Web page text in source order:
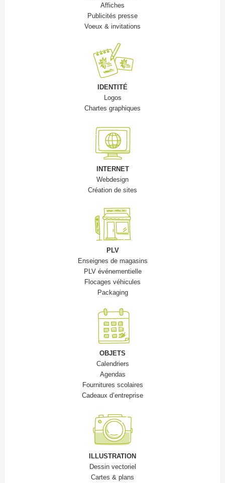
Affiches
Publicités presse
Voeux & invitations
IDENTITÉ
Logos
Chartes graphiques
INTERNET
Webdesign
Création de sites
PLV
Enseignes de magasins
PLV événementielle
Flocages véhicules
Packaging
OBJETS
Calendriers
Agendas
Fournitures scolaires
Cadeaux d’entreprise
ILLUSTRATION
Dessin vectoriel
Cartes & plans